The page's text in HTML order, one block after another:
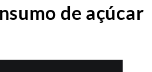
de açúcar